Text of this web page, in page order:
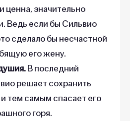
ценна, значительно
Ведь если бы Сильвио
сделало бы несчастной
его жену.
В последний
решает сохранить
тем самым спасает его
горя.